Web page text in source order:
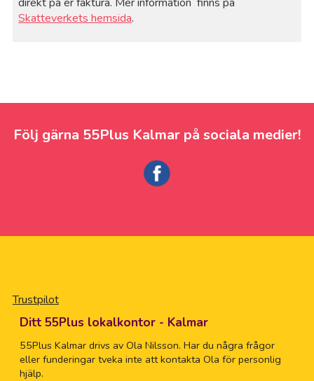
Skatteverkets hemsida.
Följ gärna 55Plus Kalmar på sociala medier!
Trustpilot
Ditt 55Plus lokalkontor - Kalmar
55Plus Kalmar drivs av Ola Nilsson. Har du några frågor
eller funderingar tveka inte att kontakta Ola för personlig
hjälp.